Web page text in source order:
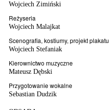
Wojciech Zimiński
Reżyseria
Wojciech Malajkat
Scenografia, kostiumy, projekt plakatu
Wojciech Stefaniak
Kierownictwo muzyczne
Mateusz Dębski
Przygotowanie wokalne
Sebastian Dudzik